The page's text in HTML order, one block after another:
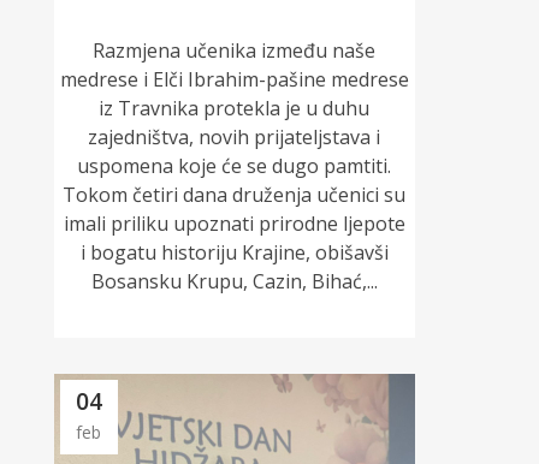
Razmjena učenika između naše
medrese i Elči Ibrahim-pašine medrese
iz Travnika protekla je u duhu
zajedništva, novih prijateljstava i
uspomena koje će se dugo pamtiti.
Tokom četiri dana druženja učenici su
imali priliku upoznati prirodne ljepote
i bogatu historiju Krajine, obišavši
Bosansku Krupu, Cazin, Bihać,...
04
feb